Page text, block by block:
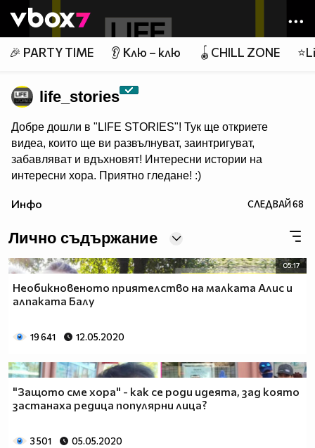
👾
🎉 PARTY TIME 👂 Клю – клю 🪀CHILL ZONE
life_stories
Добре дошли в "LIFE STORIES"! Тук ще откриете
видеа, които ще ви развълнуват, заинтригуват,
забавляват и вдъхновят! Интересни истории на
интересни хора. Приятно гледане! :)
Инфо СЛЕДВАЙ68
Лично съдържание
05:17
Необикновеното приятелство на малката Алис и
алпаката Балу
19 641 12.05.2020
"Защото сме хора" - как се роди идеята, зад която
застанаха редица популярни лица?
3 501 05.05.2020